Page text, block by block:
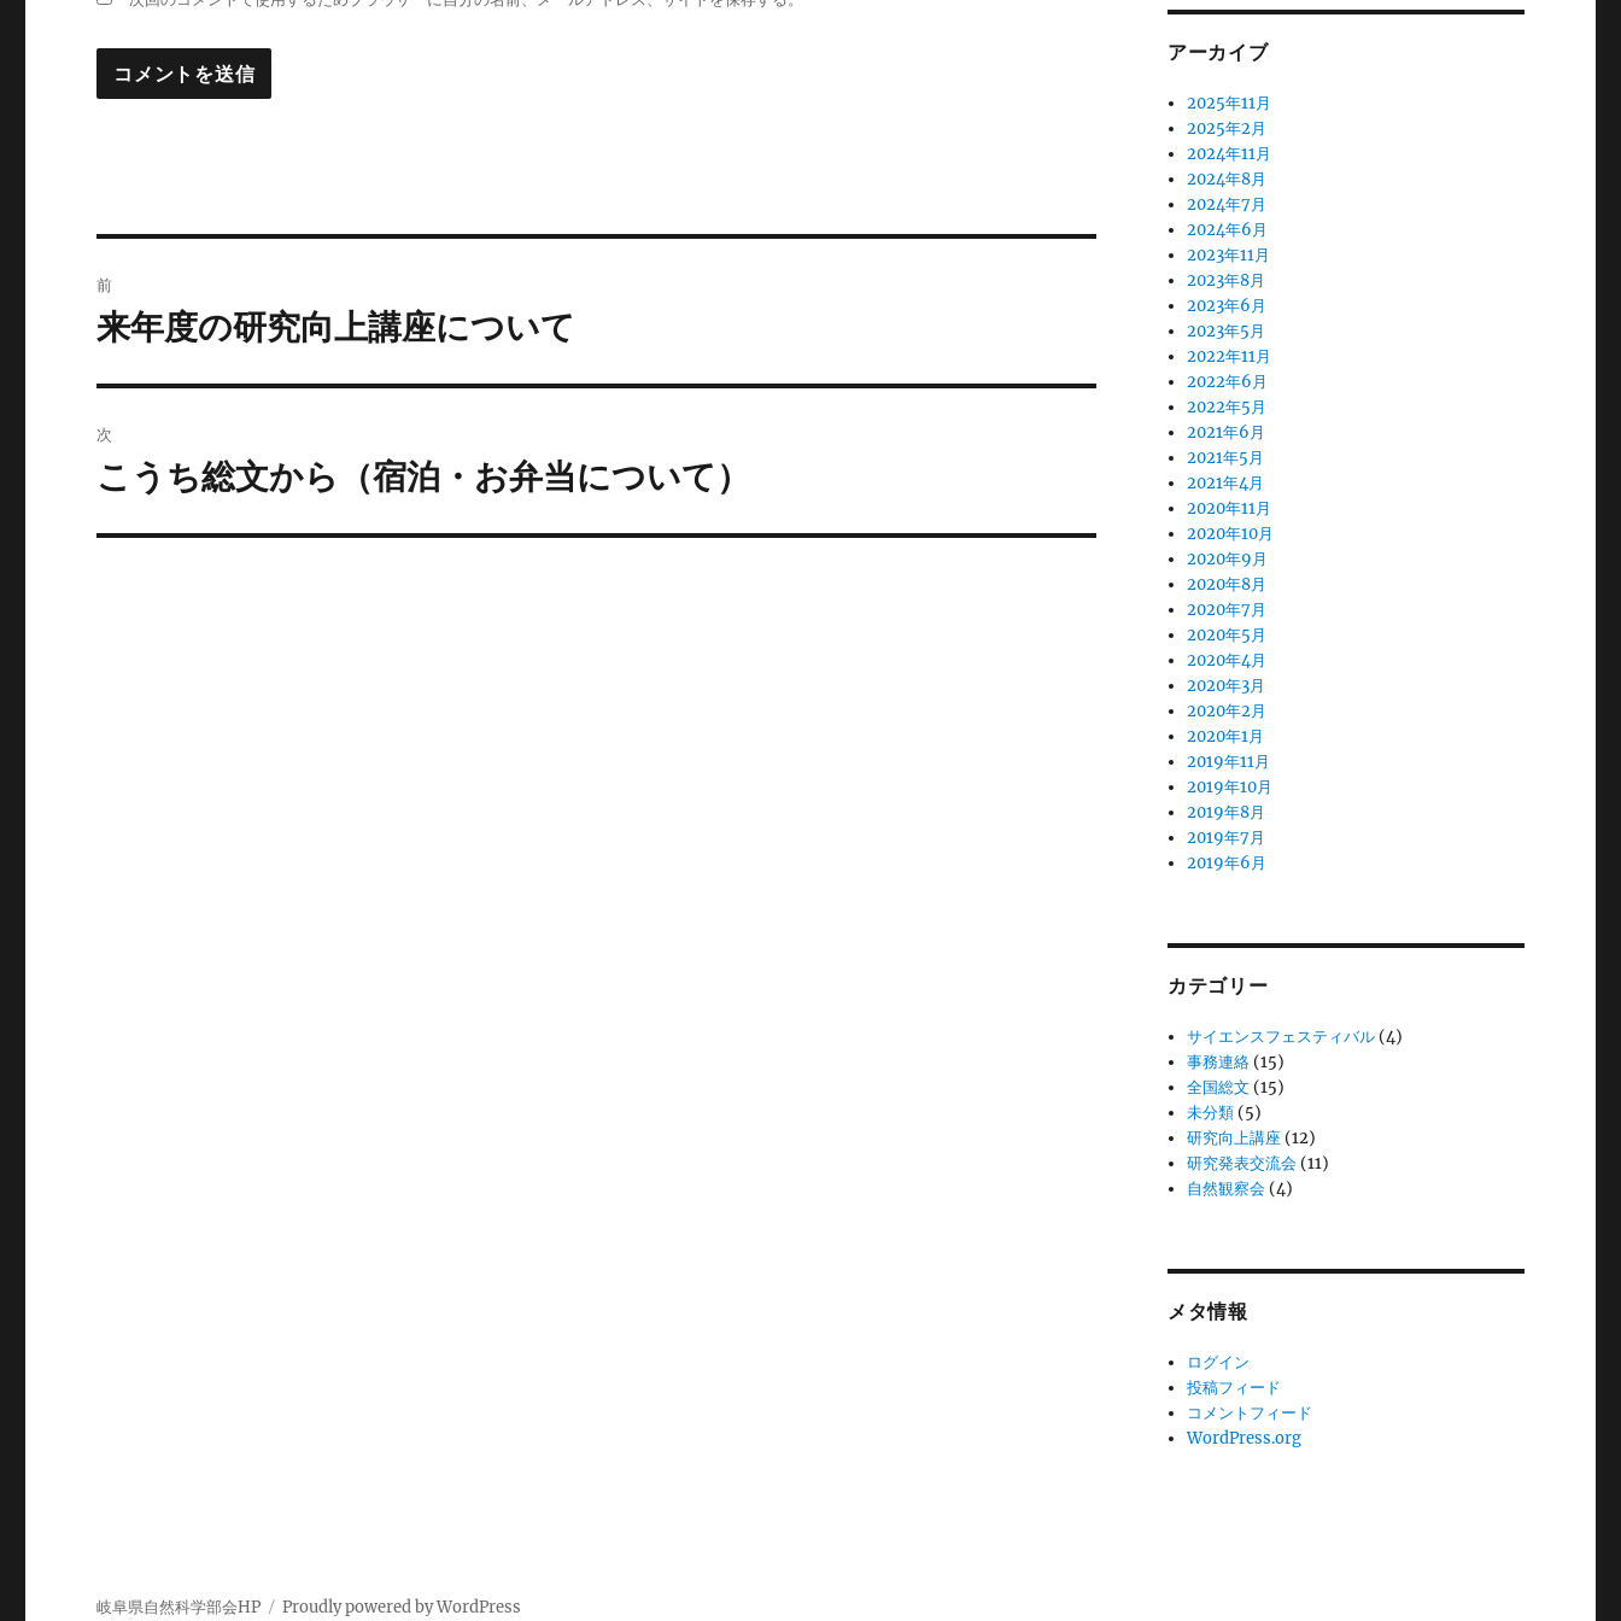
稿
ゲ
前
前
投
稿:
来年度の研究向上講座について
次
次
投
こうち総文から（宿泊・お弁当について）
アーカイブ
2025年11月
2025年2月
2024年11月
2024年8月
2024年7月
2024年6月
2023年11月
2023年8月
2023年6月
2023年5月
2022年11月
2022年6月
2022年5月
2021年6月
2021年5月
2021年4月
2020年11月
2020年10月
2020年9月
2020年8月
2020年7月
2020年5月
2020年4月
2020年3月
2020年2月
2020年1月
2019年11月
2019年10月
2019年8月
2019年7月
2019年6月
カテゴリー
サイエンスフェスティバル (4)
事務連絡 (15)
全国総文 (15)
未分類 (5)
研究向上講座 (12)
研究発表交流会 (11)
自然観察会 (4)
メタ情報
ログイン
投稿フィード
コメントフィード
WordPress.org
岐阜県自然科学部会HP Proudly powered by WordPress